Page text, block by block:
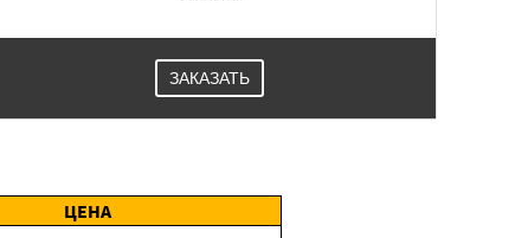
ЗАКАЗАТЬ
ЦЕНА